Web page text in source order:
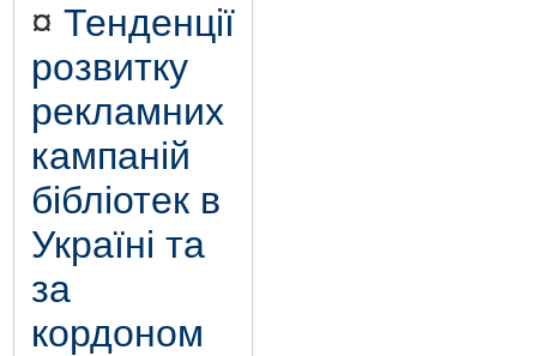
¤ Тенденції
розвитку
рекламних
кампаній
бібліотек в
Україні та
за
кордоном